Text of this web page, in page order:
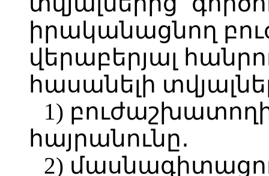
իրականացնող
վերաբերյալ
հասանելի
1)
հայրանունը․
2)